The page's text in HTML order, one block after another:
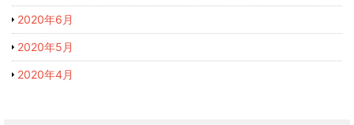
2020年6月
2020年5月
2020年4月